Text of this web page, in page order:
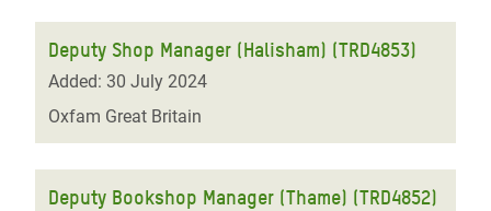
Deputy Shop Manager (Halisham) (TRD4853)
Added: 30 July 2024
Oxfam Great Britain
Deputy Bookshop Manager (Thame) (TRD4852)